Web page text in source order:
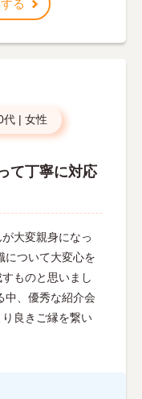
る
代 | 女性
て丁寧に対応
大変親身になっ
について大変心を
ものと思いまし
中、優秀な紹介会
良きご縁を繋い